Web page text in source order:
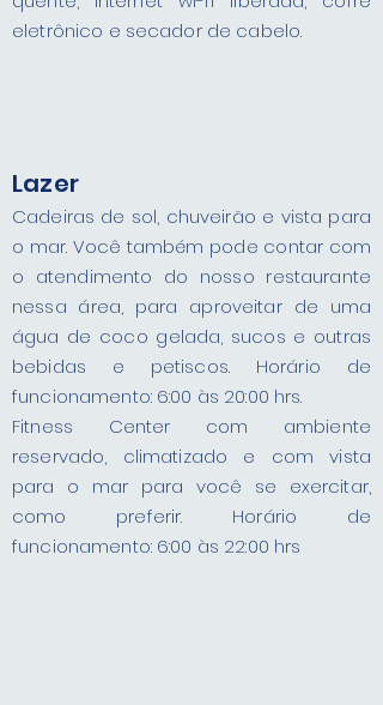
eletrônico e secador de cabelo.
Lazer
Cadeiras de sol, chuveirão e vista para
o mar. Você também pode contar com
o atendimento do nosso restaurante
nessa área, para aproveitar de uma
água de coco gelada, sucos e outras
bebidas e petiscos. Horário de
funcionamento: 6:00 às 20:00 hrs.
Fitness Center com ambiente
reservado, climatizado e com vista
para o mar para você se exercitar,
como preferir. Horário de
funcionamento: 6:00 às 22:00 hrs